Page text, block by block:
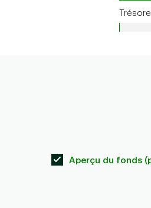
Aperçu du fonds